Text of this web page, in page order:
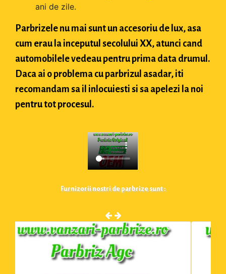
ani de zile.
Parbrizele nu mai sunt un accesoriu de lux, asa
cum erau la inceputul secolului XX, atunci cand
automobilele vedeau pentru prima data drumul.
Daca ai o problema cu parbrizul asadar, iti
recomandam sa il inlocuiesti si sa apelezi la noi
pentru tot procesul.
Furnizorii nostri de parbrize sunt :